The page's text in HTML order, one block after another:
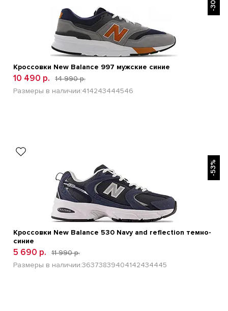
Кроссовки New Balance 997 мужские синие
10 490 р.
14 990 р.
Размеры в наличии:414243444546
-53%
Кроссовки New Balance 530 Navy and reflection темно-
синие
5 690 р.
11 990 р.
Размеры в наличии:36373839404142434445